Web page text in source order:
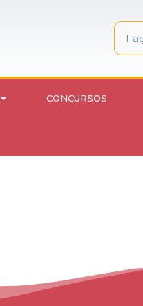
CONCURSOS